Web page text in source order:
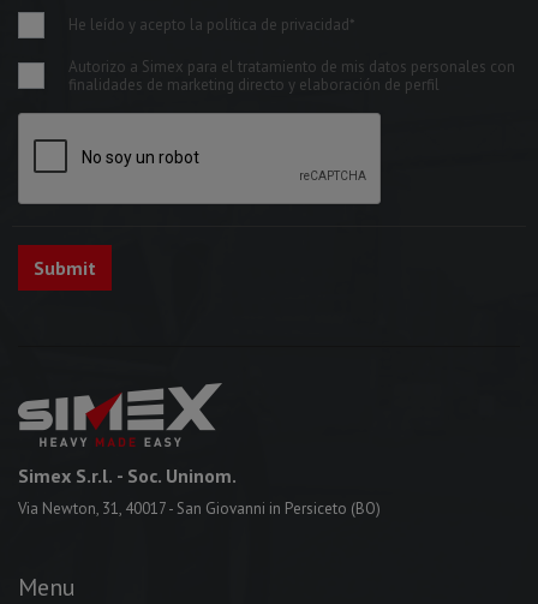
He leído y acepto la política de privacidad*
Autorizo a Simex para el tratamiento de mis datos personales con
finalidades de marketing directo y elaboración de perfil
Simex S.r.l. - Soc. Uninom.
Via Newton, 31, 40017 - San Giovanni in Persiceto (BO)
Menu